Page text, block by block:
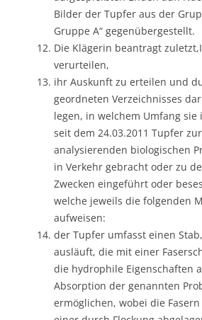
Bilder der Tupfer aus der
Gruppe A“ gegenübergestellt.
Die Klägerin beantragt
verurteilen,
ihr Auskunft zu erteilen und
geordneten Verzeichnisses
legen, in welchem Umfang sie
seit dem 24.03.2011 Tupfer
analysierenden biologischen
in Verkehr gebracht oder zu
Zwecken eingeführt oder
welche jeweils die folgenden
aufweisen:
der Tupfer umfasst einen
ausläuft, die mit einer
die hydrophile Eigenschaften
Absorption der genannten
ermöglichen, wobei die